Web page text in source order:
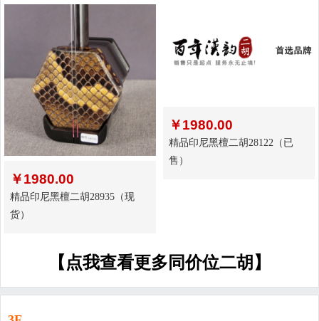
￥1980.00
精品印尼黑檀二胡28935（现
货）
￥1980.00
精品印尼黑檀二胡28122（已
售）
【点我查看更多同价位二胡】